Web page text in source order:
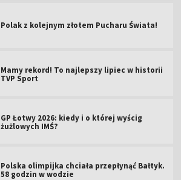
Polak z kolejnym złotem Pucharu Świata!
Mamy rekord! To najlepszy lipiec w historii
TVP Sport
GP Łotwy 2026: kiedy i o której wyścig
żużlowych IMŚ?
Polska olimpijka chciała przepłynąć Bałtyk.
58 godzin w wodzie